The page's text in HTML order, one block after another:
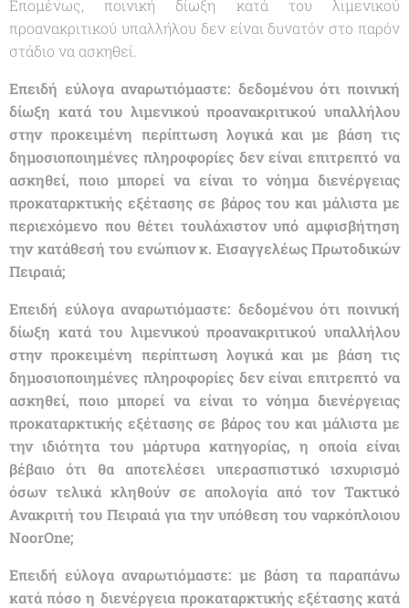
Επομένως, ποινική δίωξη κατά του λιμενικού
προανακριτικού υπαλλήλου δεν είναι δυνατόν στο παρόν
στάδιο να ασκηθεί.
Επειδή εύλογα αναρωτιόμαστε: δεδομένου ότι ποινική
δίωξη κατά του λιμενικού προανακριτικού υπαλλήλου
στην προκειμένη περίπτωση λογικά και με βάση τις
δημοσιοποιημένες πληροφορίες δεν είναι επιτρεπτό να
ασκηθεί, ποιο μπορεί να είναι το νόημα διενέργειας
προκαταρκτικής εξέτασης σε βάρος του και μάλιστα με
περιεχόμενο που θέτει τουλάχιστον υπό αμφισβήτηση
την κατάθεσή του ενώπιον κ. Εισαγγελέως Πρωτοδικών
Πειραιά;
Επειδή εύλογα αναρωτιόμαστε: δεδομένου ότι ποινική
δίωξη κατά του λιμενικού προανακριτικού υπαλλήλου
στην προκειμένη περίπτωση λογικά και με βάση τις
δημοσιοποιημένες πληροφορίες δεν είναι επιτρεπτό να
ασκηθεί, ποιο μπορεί να είναι το νόημα διενέργειας
προκαταρκτικής εξέτασης σε βάρος του και μάλιστα με
την ιδιότητα του μάρτυρα κατηγορίας, η οποία είναι
βέβαιο ότι θα αποτελέσει υπερασπιστικό ισχυρισμό
όσων τελικά κληθούν σε απολογία από τον Τακτικό
Ανακριτή του Πειραιά για την υπόθεση του ναρκόπλοιου
ΝοοrOne;
Επειδή εύλογα αναρωτιόμαστε: με βάση τα παραπάνω
κατά πόσο η διενέργεια προκαταρκτικής εξέτασης κατά